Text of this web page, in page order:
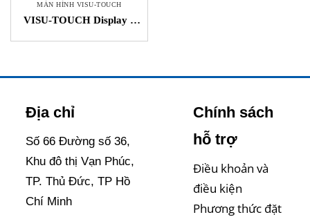
MÀN HÌNH VISU-TOUCH
VISU-TOUCH Display –
Địa chỉ
Số 66 Đường số 36,
Khu đô thị Vạn Phúc,
TP. Thủ Đức, TP Hồ
Chí Minh
Chính sách
hỗ trợ
Điều khoản và
điều kiện
Phương thức đặt